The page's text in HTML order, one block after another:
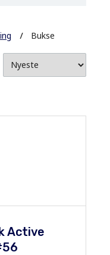
Bukse
Active